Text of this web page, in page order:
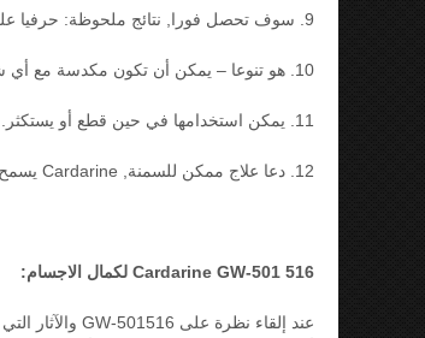
9. سوف تحصل فورا, نتائج ملحوظة: حرفيا على الجرعة الأولى.
10. هو تنوعا – يمكن أن تكون مكدسة مع أي شيء تقريبا.
11. يمكن استخدامها في حين قطع أو يستكثر. Cardarine سيسرع نتائجك بغض النظر عن ما تفعله.
12. دعا علاج ممكن للسمنة, Cardarine يسمح لك لانقاص الوزن عن طريق استخدام مخازن الدهون للحصول على الطاقة بدلا من الكربوهيدرات.
Cardarine GW-501 516 لكمال الاجسام: